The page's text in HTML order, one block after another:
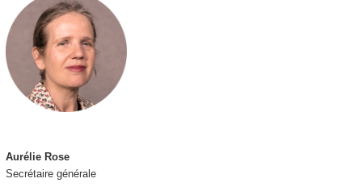
Aurélie Rose
Secrétaire générale